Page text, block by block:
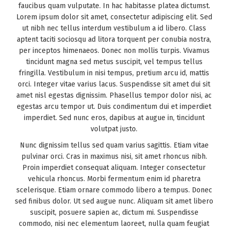
faucibus quam vulputate. In hac habitasse platea dictumst.
Lorem ipsum dolor sit amet, consectetur adipiscing elit. Sed
ut nibh nec tellus interdum vestibulum a id libero. Class
aptent taciti sociosqu ad litora torquent per conubia nostra,
per inceptos himenaeos. Donec non mollis turpis. Vivamus
tincidunt magna sed metus suscipit, vel tempus tellus
fringilla. Vestibulum in nisi tempus, pretium arcu id, mattis
orci. Integer vitae varius lacus. Suspendisse sit amet dui sit
amet nisl egestas dignissim. Phasellus tempor dolor nisi, ac
egestas arcu tempor ut. Duis condimentum dui et imperdiet
imperdiet. Sed nunc eros, dapibus at augue in, tincidunt
volutpat justo.
Nunc dignissim tellus sed quam varius sagittis. Etiam vitae
pulvinar orci. Cras in maximus nisi, sit amet rhoncus nibh.
Proin imperdiet consequat aliquam. Integer consectetur
vehicula rhoncus. Morbi fermentum enim id pharetra
scelerisque. Etiam ornare commodo libero a tempus. Donec
sed finibus dolor. Ut sed augue nunc. Aliquam sit amet libero
suscipit, posuere sapien ac, dictum mi. Suspendisse
commodo, nisi nec elementum laoreet, nulla quam feugiat